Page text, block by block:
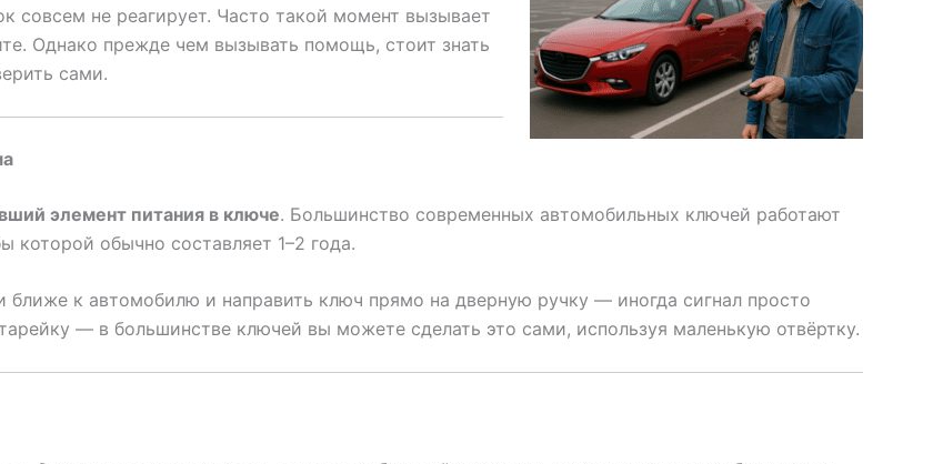
совсем не реагирует. Часто такой момент вызывает
Однако прежде чем вызывать помощь, стоит знать
сами.
элемент питания в ключе. Большинство современных автомобильных ключей работают
которой обычно составляет 1–2 года.
ближе к автомобилю и направить ключ прямо на дверную ручку — иногда сигнал просто
— в большинстве ключей вы можете сделать это сами, используя маленькую отвёртку.